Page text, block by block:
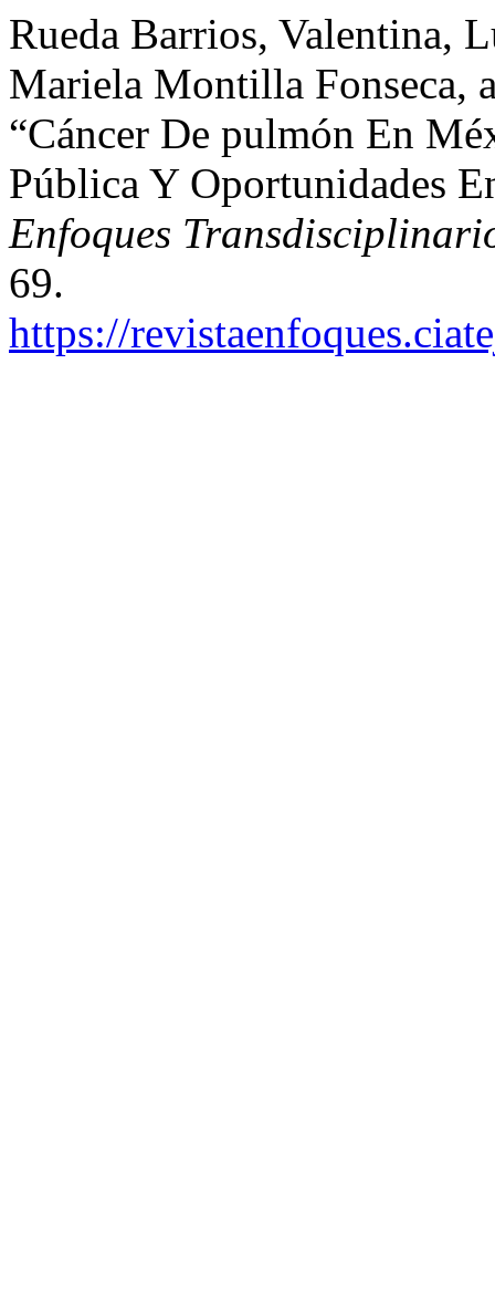
Rueda Barrios, Valentina,
Mariela Montilla Fonseca,
“Cáncer De pulmón En
Pública Y Oportunidades
Enfoques
69.
https://